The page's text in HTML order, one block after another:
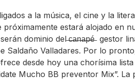
a la música, el cine y la
próximamente estará alojado en
dominio del ̶c̶a̶n̶a̶p̶é̶ gestor
Saldaño Valladares. Por lo
desde hoy una chorísima lista
Mucho BB preventor Mix”. La